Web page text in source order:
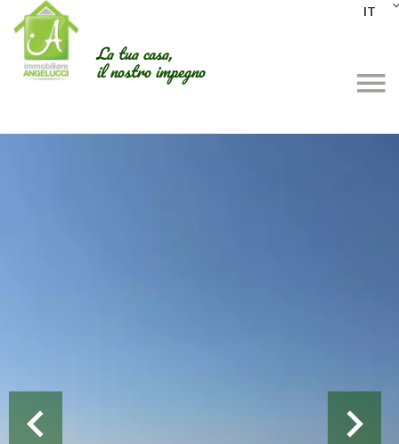
La tua casa,
il nostro impegno
IT